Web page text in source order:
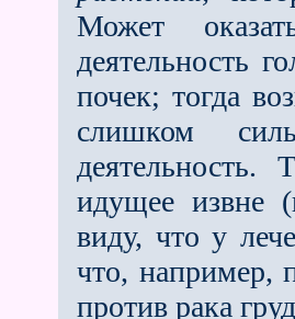
Может
деятельность
почек; тогда
слишком
деятельность.
идущее извне
виду, что у
что, например,
против рака